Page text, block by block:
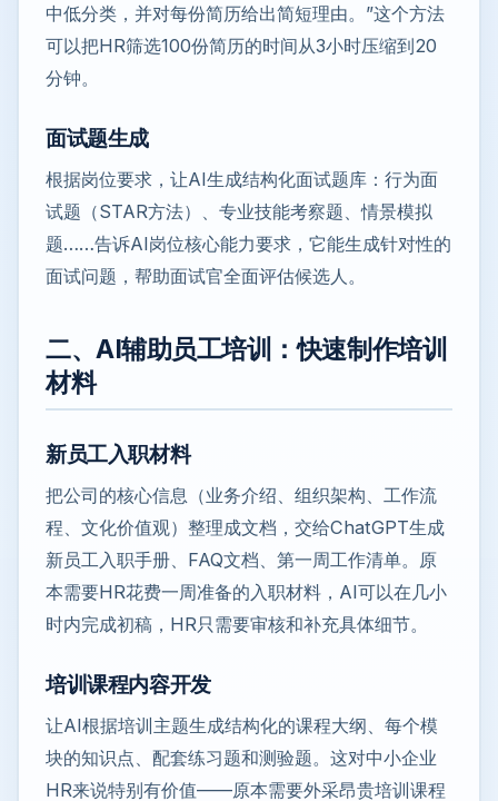
中低分类，并对每份简历给出简短理由。”这个方法
可以把HR筛选100份简历的时间从3小时压缩到20
分钟。
面试题生成
根据岗位要求，让AI生成结构化面试题库：行为面
试题（STAR方法）、专业技能考察题、情景模拟
题……告诉AI岗位核心能力要求，它能生成针对性的
面试问题，帮助面试官全面评估候选人。
二、AI辅助员工培训：快速制作培训
材料
新员工入职材料
把公司的核心信息（业务介绍、组织架构、工作流
程、文化价值观）整理成文档，交给ChatGPT生成
新员工入职手册、FAQ文档、第一周工作清单。原
本需要HR花费一周准备的入职材料，AI可以在几小
时内完成初稿，HR只需要审核和补充具体细节。
培训课程内容开发
让AI根据培训主题生成结构化的课程大纲、每个模
块的知识点、配套练习题和测验题。这对中小企业
HR来说特别有价值——原本需要外采昂贵培训课程